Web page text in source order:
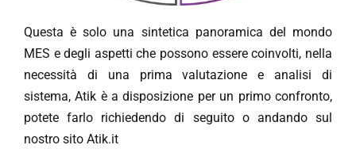
Questa è solo una sintetica panoramica del mondo
MES e degli aspetti che possono essere coinvolti, nella
necessità di una prima valutazione e analisi di
sistema, Atik è a disposizione per un primo confronto,
potete farlo richiedendo di seguito o andando sul
nostro sito Atik.it